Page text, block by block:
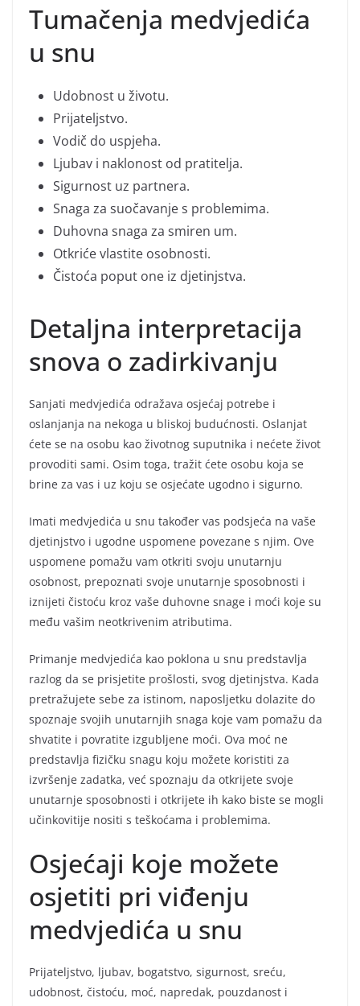
Tumačenja medvjedića
u snu
Udobnost u životu.
Prijateljstvo.
Vodič do uspjeha.
Ljubav i naklonost od pratitelja.
Sigurnost uz partnera.
Snaga za suočavanje s problemima.
Duhovna snaga za smiren um.
Otkriće vlastite osobnosti.
Čistoća poput one iz djetinjstva.
Detaljna interpretacija
snova o zadirkivanju
Sanjati medvjedića odražava osjećaj potrebe i
oslanjanja na nekoga u bliskoj budućnosti. Oslanjat
ćete se na osobu kao životnog suputnika i nećete život
provoditi sami. Osim toga, tražit ćete osobu koja se
brine za vas i uz koju se osjećate ugodno i sigurno.
Imati medvjedića u snu također vas podsjeća na vaše
djetinjstvo i ugodne uspomene povezane s njim. Ove
uspomene pomažu vam otkriti svoju unutarnju
osobnost, prepoznati svoje unutarnje sposobnosti i
iznijeti čistoću kroz vaše duhovne snage i moći koje su
među vašim neotkrivenim atributima.
Primanje medvjedića kao poklona u snu predstavlja
razlog da se prisjetite prošlosti, svog djetinjstva. Kada
pretražujete sebe za istinom, naposljetku dolazite do
spoznaje svojih unutarnjih snaga koje vam pomažu da
shvatite i povratite izgubljene moći. Ova moć ne
predstavlja fizičku snagu koju možete koristiti za
izvršenje zadatka, već spoznaju da otkrijete svoje
unutarnje sposobnosti i otkrijete ih kako biste se mogli
učinkovitije nositi s teškoćama i problemima.
Osjećaji koje možete
osjetiti pri viđenju
medvjedića u snu
Prijateljstvo, ljubav, bogatstvo, sigurnost, sreću,
udobnost, čistoću, moć, napredak, pouzdanost i